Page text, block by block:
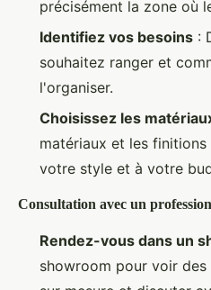
précisément la zone où
Identifiez vos besoins :
souhaitez ranger et
l'organiser.
Choisissez les
matériaux et les
votre style et à votre
Consultation avec un
Rendez-vous dans un
showroom pour voir